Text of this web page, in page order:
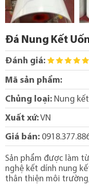
Đá Nung Kết
Đánh giá:
Mã sản phẩm:
Chủng loại: Nung kết
Xuất xứ:VN
Giá bán:
Sản phẩm được làm
nghệ kết dính nung
thân thiện môi